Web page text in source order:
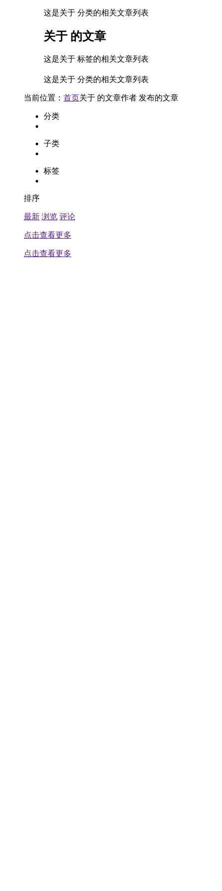
这是关于 分类的相关文章列表
关于 的文章
这是关于 标签的相关文章列表
这是关于 分类的相关文章列表
当前位置： 首页关于 的文章作者 发布的文章
分类
子类
标签
排序
最新 浏览 评论
点击查看更多
点击查看更多